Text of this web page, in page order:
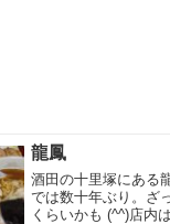
龍鳳
酒田の十里塚にある
では数十年ぶり。ざ
くらいかも (^^)店内